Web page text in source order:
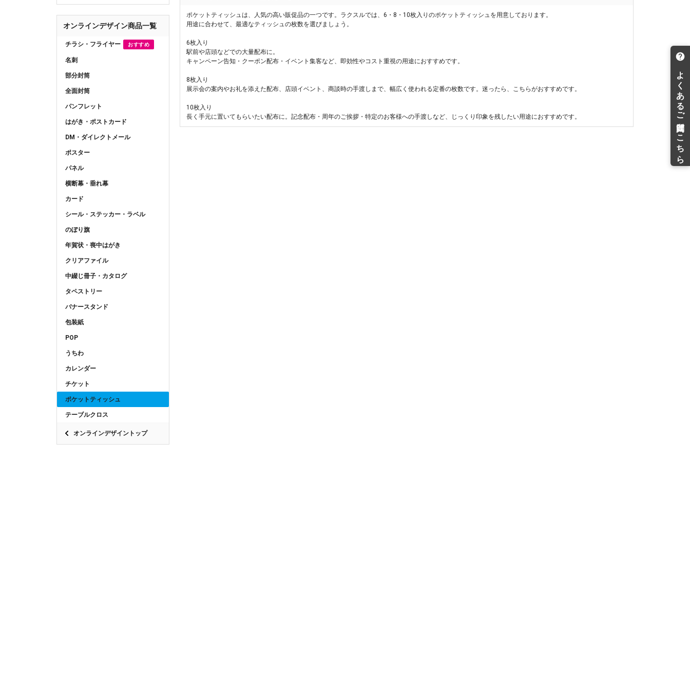
オンラインデザイン商品一覧
チラシ・フライヤー おすすめ
名刺
部分封筒
全面封筒
パンフレット
はがき・ポストカード
DM・ダイレクトメール
ポスター
パネル
横断幕・垂れ幕
カード
シール・ステッカー・ラベル
のぼり旗
年賀状・喪中はがき
クリアファイル
中綴じ冊子・カタログ
タペストリー
バナースタンド
包装紙
POP
うちわ
カレンダー
チケット
ポケットティッシュ
テーブルクロス
オンラインデザイントップ
ポケットティッシュは、人気の高い販促品の一つです。ラクスルでは、6・8・10枚入りのポケットティッシュを用意しております。
用途に合わせて、最適なティッシュの枚数を選びましょう。
6枚入り
駅前や店頭などでの大量配布に。
キャンペーン告知・クーポン配布・イベント集客など、即効性やコスト重視の用途におすすめです。
8枚入り
展示会の案内やお礼を添えた配布、店頭イベント、商談時の手渡しまで、幅広く使われる定番の枚数です。迷ったら、こちらがおすすめです。
10枚入り
長く手元に置いてもらいたい配布に。記念配布・周年のご挨拶・特定のお客様への手渡しなど、じっくり印象を残したい用途におすすめです。